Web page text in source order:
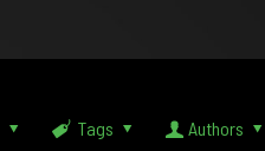
Tags Authors